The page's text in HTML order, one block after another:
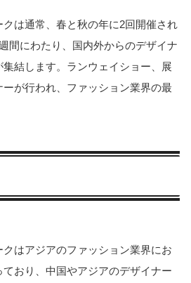
クは通常、春と秋の年に2回開催され
間にわたり、国内外からのデザイナ
結します。ランウェイショー、展
が行われ、ファッション業界の最
クはアジアのファッション業界にお
おり、中国やアジアのデザイナー